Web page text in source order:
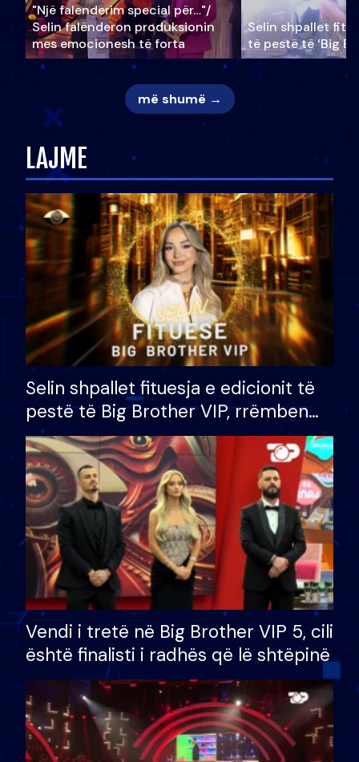
"Një falenderim special për…"/
Selin falënderon produksionin
mes emocionesh të forta
Selin shpallet
të pestë të ‘Big
më shumë →
LAJME
Selin shpallet fituesja e edicionit të
pestë të Big Brother VIP, rrëmben
çmimin e madh prej 100 mijë eurosh
Vendi i tretë në Big Brother VIP 5, cili
është finalisti i radhës që lë shtëpinë